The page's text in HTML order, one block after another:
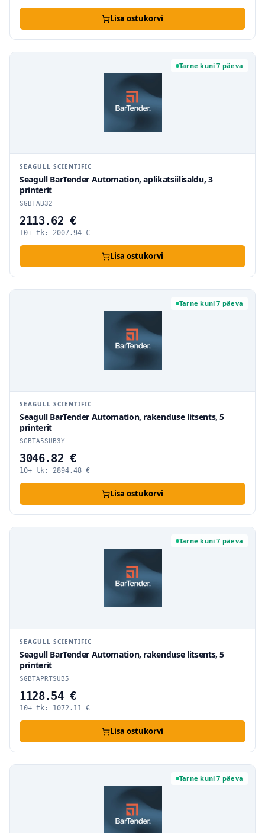
Lisa ostukorvi
Tarne kuni 7 päeva
SEAGULL SCIENTIFIC
Seagull BarTender Automation, aplikatsiilisaldu, 3
printerit
SGBTAB32
2113.62 €
10+ tk: 2007.94 €
Lisa ostukorvi
Tarne kuni 7 päeva
SEAGULL SCIENTIFIC
Seagull BarTender Automation, rakenduse litsents, 5
printerit
SGBTA5SUB3Y
3046.82 €
10+ tk: 2894.48 €
Lisa ostukorvi
Tarne kuni 7 päeva
SEAGULL SCIENTIFIC
Seagull BarTender Automation, rakenduse litsents, 5
printerit
SGBTAPRTSUB5
1128.54 €
10+ tk: 1072.11 €
Lisa ostukorvi
Tarne kuni 7 päeva